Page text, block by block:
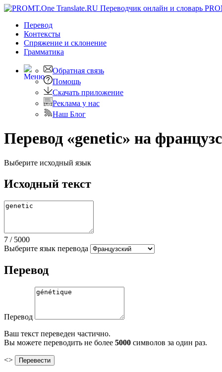
Перевод
Контексты
Спряжение и склонение
Грамматика
Обратная связь
Помощь
Скачать приложение
Реклама у нас
Наш Блог
Перевод «genetic» на
Выберите исходный язык
Исходный текст
7 / 5000
Выберите язык перевода
Перевод
Перевод
Ваш текст переведен частично.
Вы можете переводить не более 5000 символов за один раз.
<>